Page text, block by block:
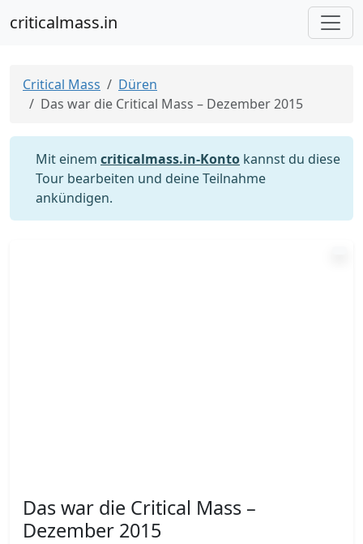
criticalmass.in
Critical Mass
Düren
Das war die Critical Mass – Dezember 2015
Mit einem criticalmass.in-Konto kannst du diese
Tour bearbeiten und deine Teilnahme
ankündigen.
Das war die Critical Mass –
Dezember 2015